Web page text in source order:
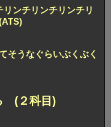
ンチリンチリンチリ
そうなぐらいぶくぶく
(２科目)